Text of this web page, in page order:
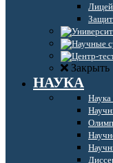
Закрыть
НАУКА